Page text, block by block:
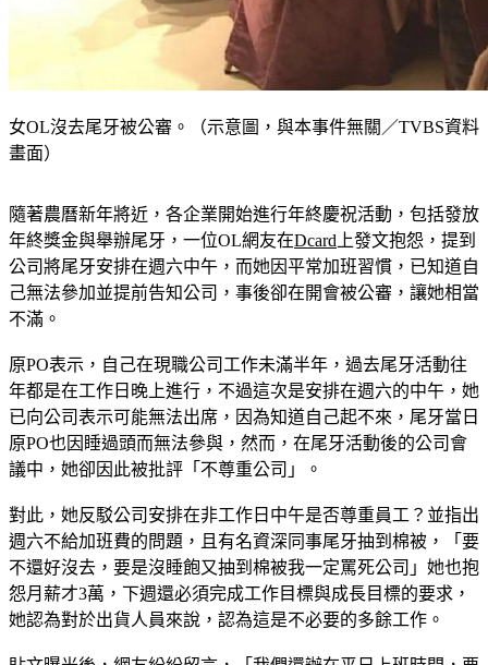
女OL沒去尾牙被公審。（示意圖，與本事件無關／TVBS資料
畫面）
隨著農曆新年將近，各企業開始進行年終慶祝活動，包括發放
年終獎金與舉辦尾牙，一位OL網友在Dcard 上發文抱怨，提到
公司將尾牙安排在週六中午，而她因平常加班習慣，已知道自
己無法參加並提前告知公司，事後卻在開會被公審，讓她相當
不滿。
原PO表示，自己在現職公司工作未滿半年，過去尾牙活動往
年都是在工作日晚上進行，不過這次是安排在週六的中午，她
已向公司表示可能無法出席，因為知道自己起不來，尾牙當日
原PO也因睡過頭而無法參與，然而，在尾牙活動後的公司會
議中，她卻因此被批評「不尊重公司」。
對此，她反駁公司安排在非工作日中午是否尊重員工？並指出
週六不給加班費的問題，且有名資深同事尾牙抽到棉被，「要
不還好沒去，要是沒睡飽又抽到棉被我一定罵死公司」她也抱
怨月薪才3萬，下週還必須完成工作目標與成長目標的要求，
她認為對於出貨人員來說，認為這是不必要的多餘工作。